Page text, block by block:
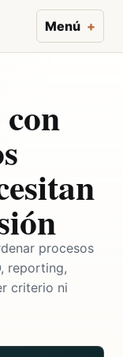
Menú
procesos
reporting,
criterio ni